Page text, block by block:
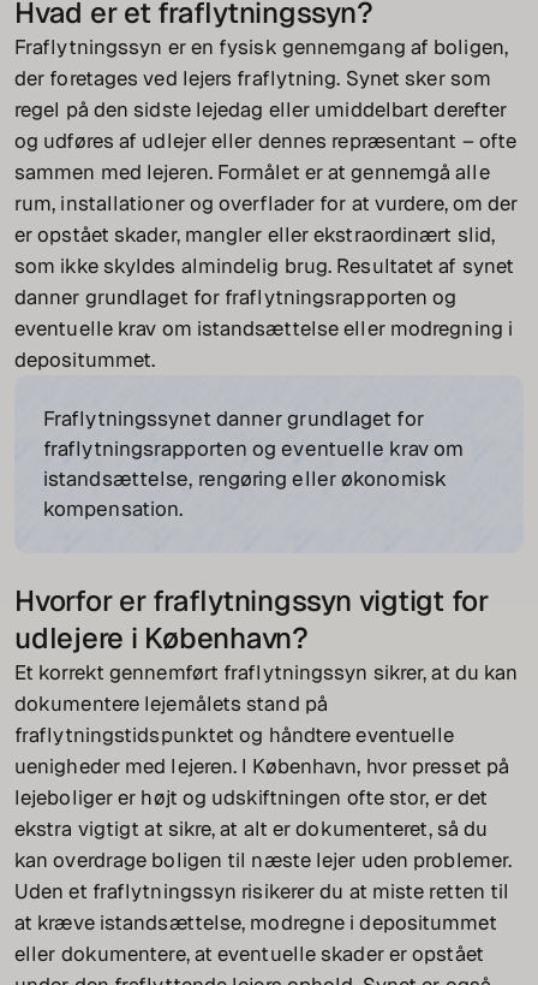
Hvad er et fraflytningssyn?
Fraflytningssyn er en fysisk gennemgang af boligen,
der foretages ved lejers fraflytning. Synet sker som
regel på den sidste lejedag eller umiddelbart derefter
og udføres af udlejer eller dennes repræsentant – ofte
sammen med lejeren. Formålet er at gennemgå alle
rum, installationer og overflader for at vurdere, om der
er opstået skader, mangler eller ekstraordinært slid,
som ikke skyldes almindelig brug. Resultatet af synet
danner grundlaget for fraflytningsrapporten og
eventuelle krav om istandsættelse eller modregning i
depositummet.
Fraflytningssynet danner grundlaget for
fraflytningsrapporten og eventuelle krav om
istandsættelse, rengøring eller økonomisk
kompensation.
Hvorfor er fraflytningssyn vigtigt for
udlejere i København?
Et korrekt gennemført fraflytningssyn sikrer, at du kan
dokumentere lejemålets stand på
fraflytningstidspunktet og håndtere eventuelle
uenigheder med lejeren. I København, hvor presset på
lejeboliger er højt og udskiftningen ofte stor, er det
ekstra vigtigt at sikre, at alt er dokumenteret, så du
kan overdrage boligen til næste lejer uden problemer.
Uden et fraflytningssyn risikerer du at miste retten til
at kræve istandsættelse, modregne i depositummet
eller dokumentere, at eventuelle skader er opstået